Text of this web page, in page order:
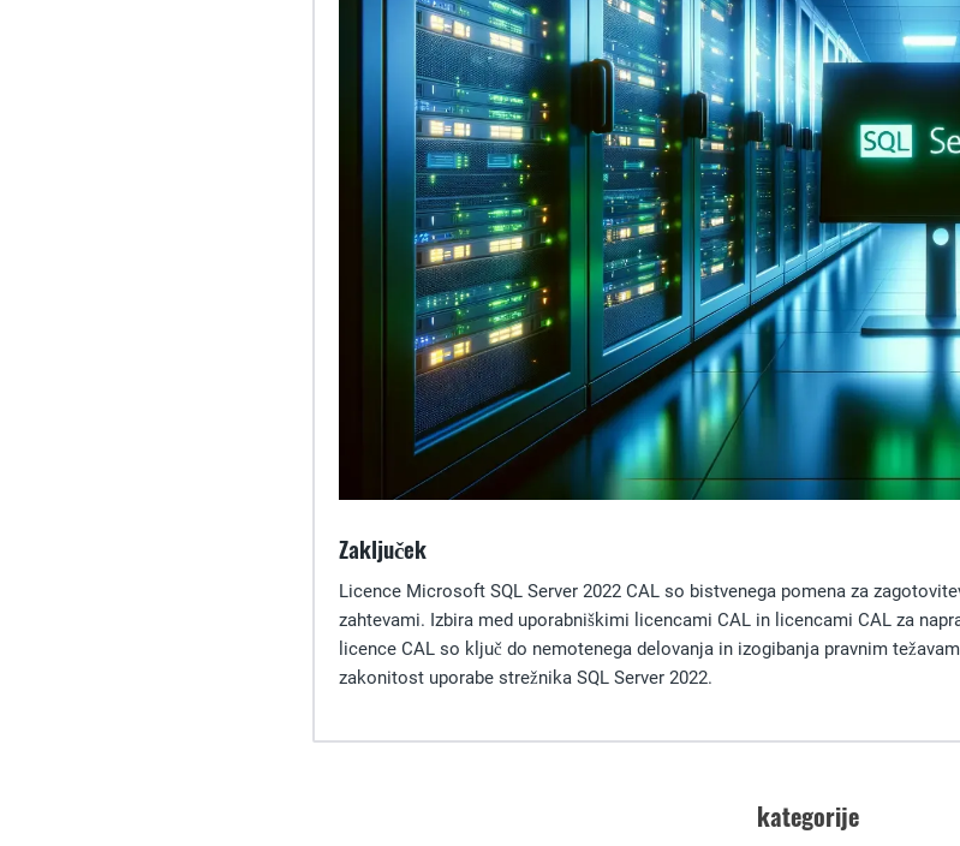
Zaključek
Licence Microsoft SQL Server 2022 CAL so bistvenega pomena za
zahtevami. Izbira med uporabniškimi licencami CAL in licencami CAL za
licence CAL so ključ do nemotenega delovanja in izogibanja pravnim
zakonitost uporabe strežnika SQL Server 2022.
kategorije